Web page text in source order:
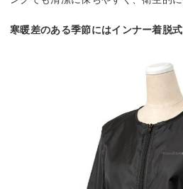
寒暖差のある季節にはインナー着脱式